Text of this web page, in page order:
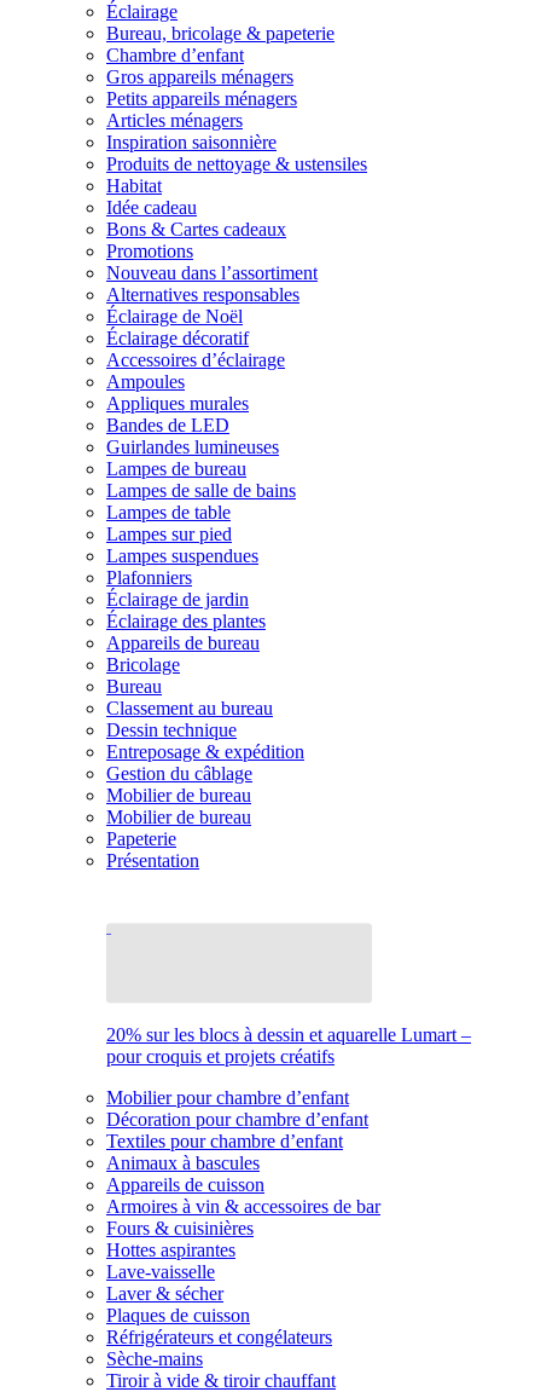
Éclairage
Bureau, bricolage & papeterie
Chambre d’enfant
Gros appareils ménagers
Petits appareils ménagers
Articles ménagers
Inspiration saisonnière
Produits de nettoyage & ustensiles
Habitat
Idée cadeau
Bons & Cartes cadeaux
Promotions
Nouveau dans l’assortiment
Alternatives responsables
Éclairage de Noël
Éclairage décoratif
Accessoires d’éclairage
Ampoules
Appliques murales
Bandes de LED
Guirlandes lumineuses
Lampes de bureau
Lampes de salle de bains
Lampes de table
Lampes sur pied
Lampes suspendues
Plafonniers
Éclairage de jardin
Éclairage des plantes
Appareils de bureau
Bricolage
Bureau
Classement au bureau
Dessin technique
Entreposage & expédition
Gestion du câblage
Mobilier de bureau
Mobilier de bureau
Papeterie
Présentation
20% sur les blocs à dessin et aquarelle Lumart –
pour croquis et projets créatifs
Mobilier pour chambre d’enfant
Décoration pour chambre d’enfant
Textiles pour chambre d’enfant
Animaux à bascules
Appareils de cuisson
Armoires à vin & accessoires de bar
Fours & cuisinières
Hottes aspirantes
Lave-vaisselle
Laver & sécher
Plaques de cuisson
Réfrigérateurs et congélateurs
Sèche-mains
Tiroir à vide & tiroir chauffant